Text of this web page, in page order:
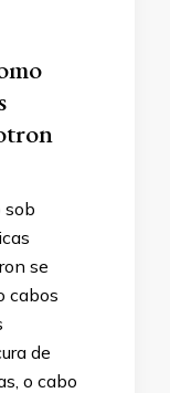
sob
se
cabos
de
o cabo